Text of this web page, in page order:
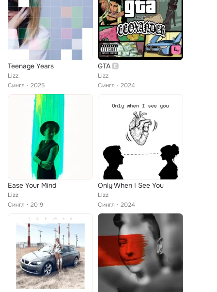
Teenage Years
Lizz
Сингл
2025
GTA
Lizz
Сингл
2024
Ease Your Mind
Lizz
Сингл
2019
Only When I See You
Lizz
Сингл
2024